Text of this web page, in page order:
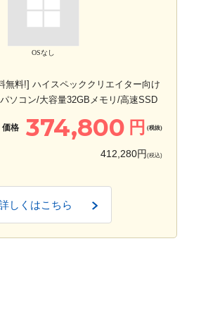
OSなし
無料!] ハイスペッククリエイター向け
ソコン/大容量32GBメモリ/高速SSD
価格 374,800 円 (税抜)
412,280円 (税込)
しくはこちら